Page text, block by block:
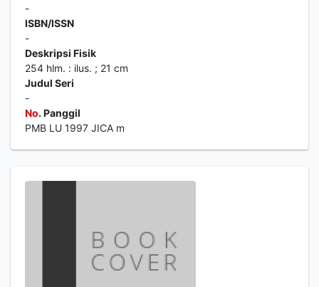
-
ISBN/ISSN
-
Deskripsi Fisik
254 hlm. : ilus. ; 21 cm
Judul Seri
-
No. Panggil
PMB LU 1997 JICA m